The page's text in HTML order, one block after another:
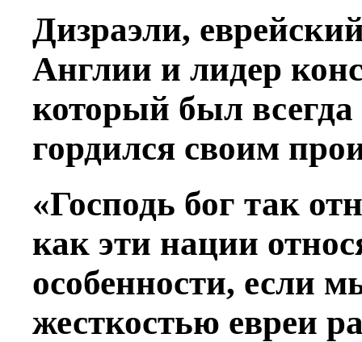
Дизраэли,
Англии и лидер
который был всегда
гордился своим
«Господь бог так
как эти нации
особенности, если
жесткостью евреи